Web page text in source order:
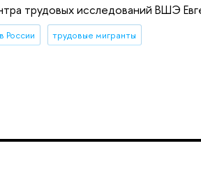
трудовых исследований ВШЭ
России трудовые мигранты